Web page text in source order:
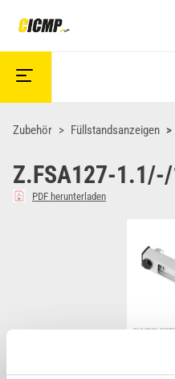
Zubehör Füllstandsanzeigen
Z.FSA127-
PDF herunterladen
Flüssigkeitsstandanzeiger 127mm